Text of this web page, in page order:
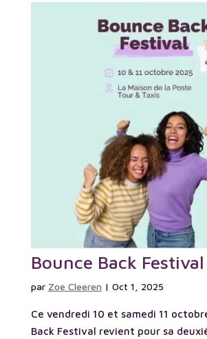
Bounce Back Festival
par Zoe Cleeren | Oct 1, 2025
Ce vendredi 10 et samedi 11
Back Festival revient pour sa